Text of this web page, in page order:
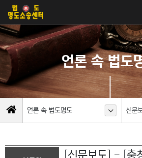
언론 속 법도
언론 속 법도명도 신문
[신문보도] - [충